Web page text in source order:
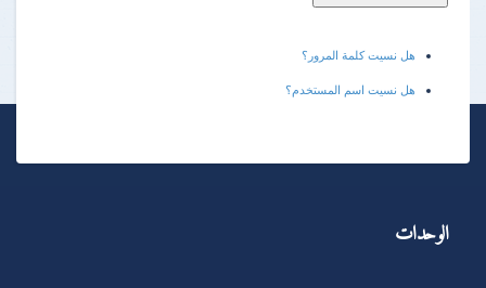
هل نسيت كلمة المرور؟
هل نسيت اسم المستخدم؟
الوحدات